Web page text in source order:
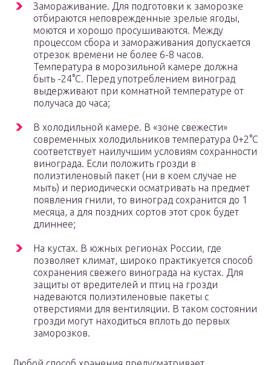
Замораживание. Для подготовки к заморозке
отбираются неповрежденные зрелые ягоды,
моются и хорошо просушиваются. Между
процессом сбора и замораживания допускается
отрезок времени не более 6-8 часов.
Температура в морозильной камере должна
быть -24°C. Перед употреблением виноград
выдерживают при комнатной температуре от
получаса до часа;
В холодильной камере. В «зоне свежести»
современных холодильников температура 0+2°C
соответствует наилучшим условиям сохранности
винограда. Если положить грозди в
полиэтиленовый пакет (ни в коем случае не
мыть) и периодически осматривать на предмет
появления гнили, то виноград сохранится до 1
месяца, а для поздних сортов этот срок будет
длиннее;
На кустах. В южных регионах России, где
позволяет климат, широко практикуется способ
сохранения свежего винограда на кустах. Для
защиты от вредителей и птиц на грозди
надеваются полиэтиленовые пакеты с
отверстиями для вентиляции. В таком состоянии
грозди могут находиться вплоть до первых
заморозков.